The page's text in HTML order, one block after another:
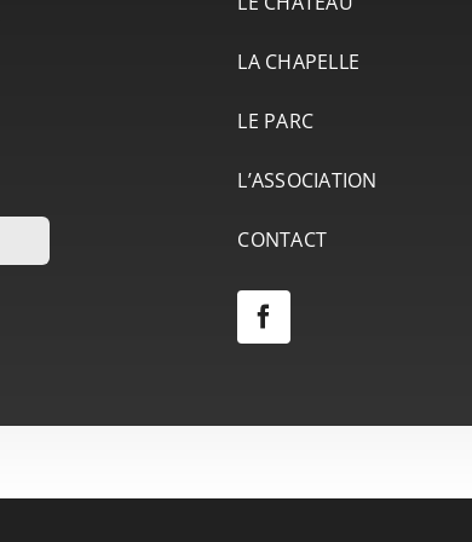
LA CHAPELLE
LE PARC
L’ASSOCIATION
CONTACT